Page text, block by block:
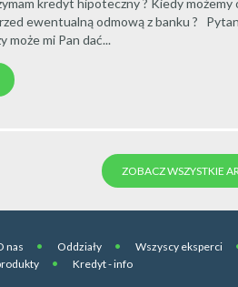
kredyt hipoteczny ? Kiedy
ewentualną odmową z banku ?
może mi Pan dać...
ZOBACZ WSZYSTKIE
nas Oddziały Wszyscy eksperci
Kredyt - info